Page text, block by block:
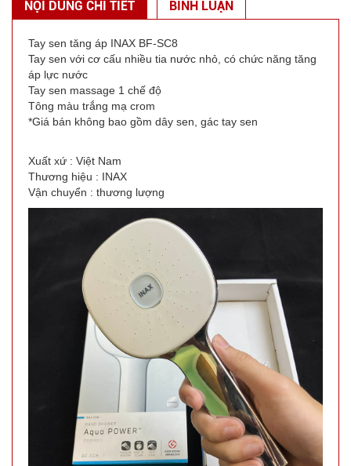
NỘI DUNG CHI TIẾT BÌNH LUẬN
Tay sen tăng áp INAX BF-SC8
Tay sen với cơ cấu nhiều tia nước nhỏ, có chức năng tăng
áp lực nước
Tay sen massage 1 chế độ
Tông màu trắng mạ crom
*Giá bán không bao gồm dây sen, gác tay sen
Xuất xứ : Việt Nam
Thương hiệu : INAX
Vận chuyển : thương lượng